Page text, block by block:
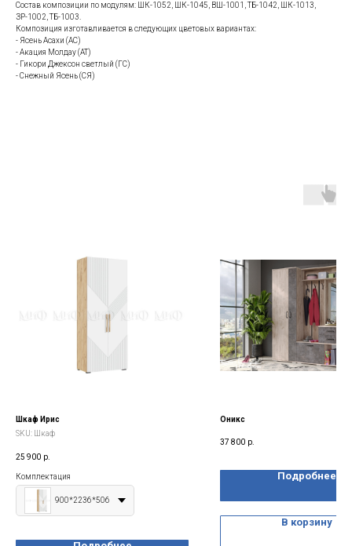
Состав композиции по модулям: ШК-1052, ШК-1045, ВШ-1001, ТБ-1042, ШК-1013,
ЗР-1002, ТБ-1003.
Композиция изготавливается в следующих цветовых вариантах:
- Ясень Асахи (АС)
- Акация Молдау (АТ)
- Гикори Джексон светлый (ГС)
- Снежный Ясень (СЯ)
Шкаф Ирис
SKU:
Шкаф
25 900 р.
Комплектация
900*2236*506
Оникс
37 800 р.
Подробнее
В корзину